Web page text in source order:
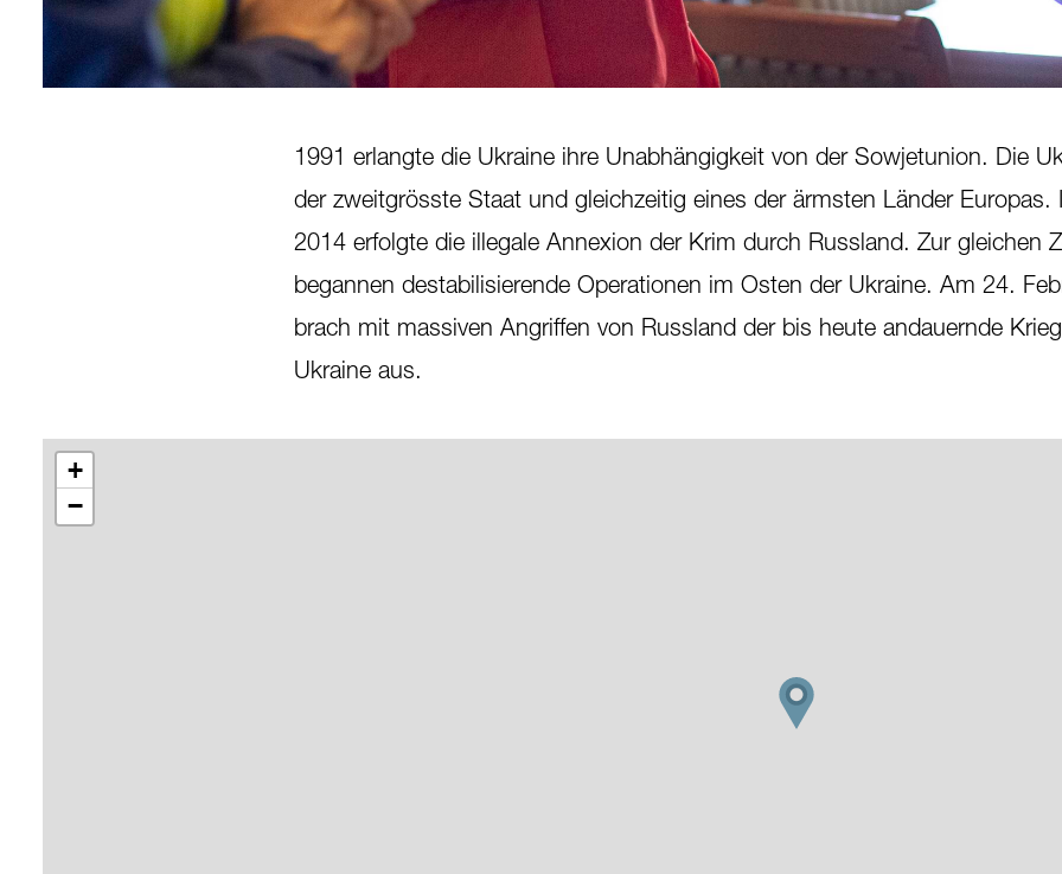
1991 erlangte die Ukraine ihre Unabhängigkeit von der Sowjetunion. Die
der zweitgrösste Staat und gleichzeitig eines der ärmsten Länder Europas.
2014 erfolgte die illegale Annexion der Krim durch Russland. Zur gleichen
begannen destabilisierende Operationen im Osten der Ukraine. Am 24.
brach mit massiven Angriffen von Russland der bis heute andauernde
Ukraine aus.
+
−